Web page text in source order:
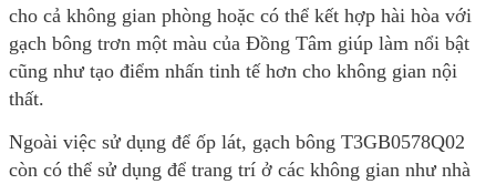
cho cả không gian phòng hoặc có thể kết hợp hài hòa với
gạch bông trơn một màu của Đồng Tâm giúp làm nổi bật
cũng như tạo điểm nhấn tinh tế hơn cho không gian nội
thất.
Ngoài việc sử dụng để ốp lát, gạch bông T3GB0578Q02
còn có thể sử dụng để trang trí ở các không gian như nhà